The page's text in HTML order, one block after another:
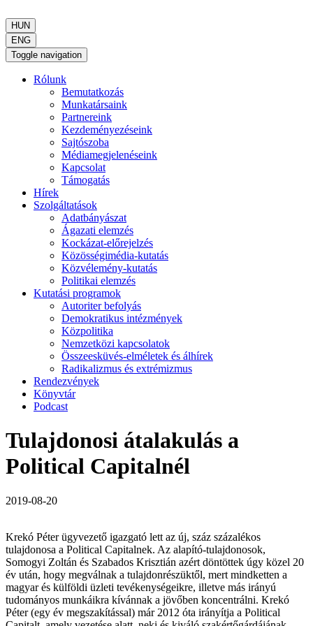
HUN
ENG
Toggle navigation
Rólunk
Bemutatkozás
Munkatársaink
Partnereink
Kezdeményezéseink
Sajtószoba
Médiamegjelenéseink
Kapcsolat
Támogatás
Hírek
Szolgáltatások
Adatbányászat
Ágazati elemzés
Kockázat-előrejelzés
Közösségimédia-kutatás
Közvélemény-kutatás
Politikai elemzés
Kutatási programok
Autoriter befolyás
Demokratikus intézmények
Közpolitika
Nemzetközi kapcsolatok
Összeesküvés-elméletek és álhírek
Radikalizmus és extrémizmus
Rendezvények
Könyvtár
Podcast
Tulajdonosi átalakulás a
Political Capitalnél
2019-08-20
Krekó Péter ügyvezető igazgató lett az új, száz százalékos
tulajdonosa a Political Capitalnek. Az alapító-tulajdonosok,
Somogyi Zoltán és Szabados Krisztián azért döntöttek úgy közel 20
év után, hogy megválnak a tulajdonrészüktől, mert mindketten a
magyar és külföldi üzleti tevékenységeikre, illetve más irányú
tudományos munkáikra kívánnak a jövőben koncentrálni. Krekó
Péter (egy év megszakítással) már 2012 óta irányítja a Political